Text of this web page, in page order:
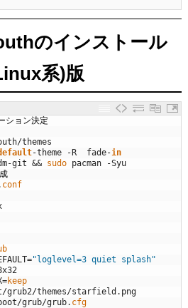
のインストール
系)版
ション決定
/themes
-theme - R fade-in
-git && sudo pacman -Syu
conf
="loglevel=3 quiet splash"
=keep
/grub2/themes/starfield . png
/grub/grub. cfg